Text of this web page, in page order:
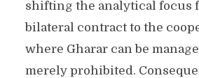
shifting the analytical focus
bilateral contract to the
where Gharar can be
merely prohibited.